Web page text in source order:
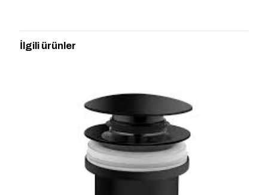
yorum yapan ilk kişi siz olun
2/5
yıldız
3/5
yıldız
4/5
yıldız
İlgili ürünler